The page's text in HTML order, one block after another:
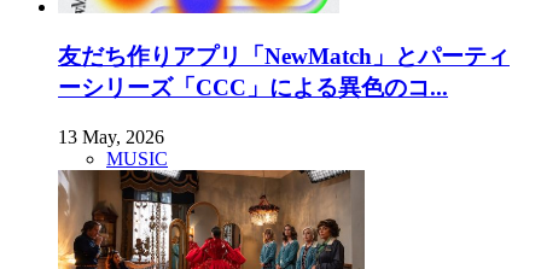
友だち作りアプリ「NewMatch」とパーティ
ーシリーズ「CCC」による異色のコ...
13 May, 2026
MUSIC